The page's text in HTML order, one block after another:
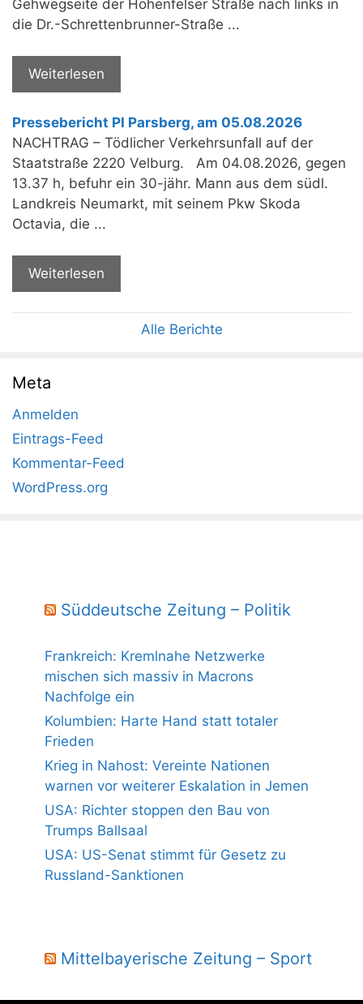
Gehwegseite der Hohenfelser Straße nach links in
die Dr.-Schrettenbrunner-Straße ...
Weiterlesen
Pressebericht PI Parsberg, am 05.08.2026
NACHTRAG – Tödlicher Verkehrsunfall auf der
Staatstraße 2220 Velburg. Am 04.08.2026, gegen
13.37 h, befuhr ein 30-jähr. Mann aus dem südl.
Landkreis Neumarkt, mit seinem Pkw Skoda
Octavia, die ...
Weiterlesen
Alle Berichte
Meta
Anmelden
Eintrags-Feed
Kommentar-Feed
WordPress.org
Süddeutsche Zeitung – Politik
Frankreich: Kremlnahe Netzwerke
mischen sich massiv in Macrons
Nachfolge ein
Kolumbien: Harte Hand statt totaler
Frieden
Krieg in Nahost: Vereinte Nationen
warnen vor weiterer Eskalation in Jemen
USA: Richter stoppen den Bau von
Trumps Ballsaal
USA: US-Senat stimmt für Gesetz zu
Russland-Sanktionen
Mittelbayerische Zeitung – Sport